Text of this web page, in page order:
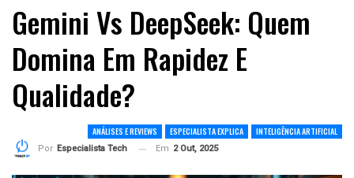
Gemini Vs DeepSeek: Quem
Domina Em Rapidez E
Qualidade?
ANÁLISES E REVIEWS ESPECIALISTA EXPLICA INTELIGÊNCIA ARTIFICIAL
Por Especialista Tech Em 2 Out, 2025